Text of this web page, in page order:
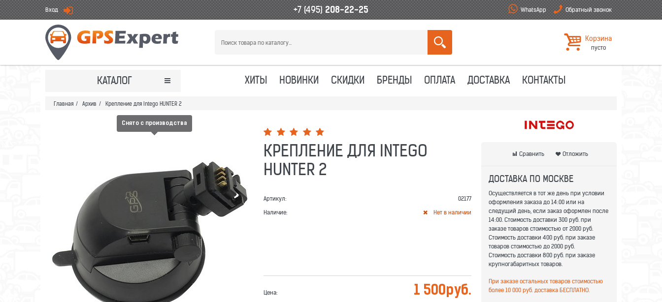
Вход +7 (495)208-22-25 WhatsApp Обратный звонок
Корзина
пусто
КАТАЛОГ ХИТЫ НОВИНКИ СКИДКИ БРЕНДЫ ОПЛАТА ДОСТАВКА КОНТАКТЫ
Главная / Архив / Крепление для Intego HUNTER 2
Снято с производства
КРЕПЛЕНИЕ ДЛЯ INTEGO
HUNTER 2
Артикул:
02177
Наличие:
Нет в наличии
Цена: 1 500руб.
Сравнить Отложить
ДОСТАВКА ПО МОСКВЕ
Осуществляется в тот же день при условии
оформления заказа до 14:00 или на
следущий день, если заказ оформлен после
14:00. Стоимость доставки 300 руб. при
заказе товаров стоимостью от 2000 руб.
Стоимость доставки 400 руб. при заказе
товаров стоимостью до 2000 руб.
Стоимость доставки 800 руб. при заказе
крупногабаритных товаров.
При заказе остальных товаров стоимостью
более 10 000 руб. доставка БЕСПЛАТНО.